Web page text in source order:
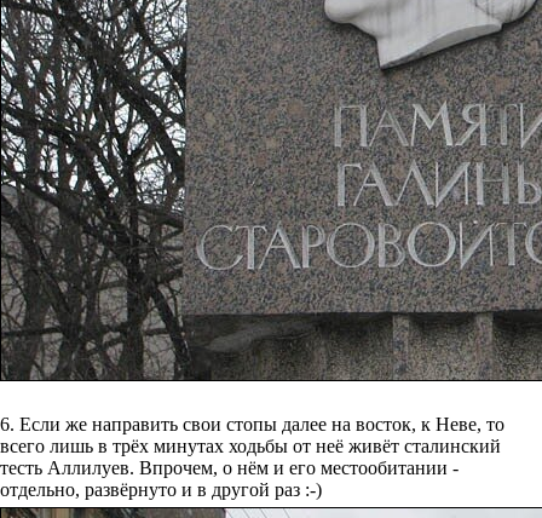
6. Если же направить свои стопы далее на восток, к Неве, то
всего лишь в трёх минутах ходьбы от неё живёт сталинский
тесть Аллилуев. Впрочем, о нём и его местообитании -
отдельно, развёрнуто и в другой раз :-)